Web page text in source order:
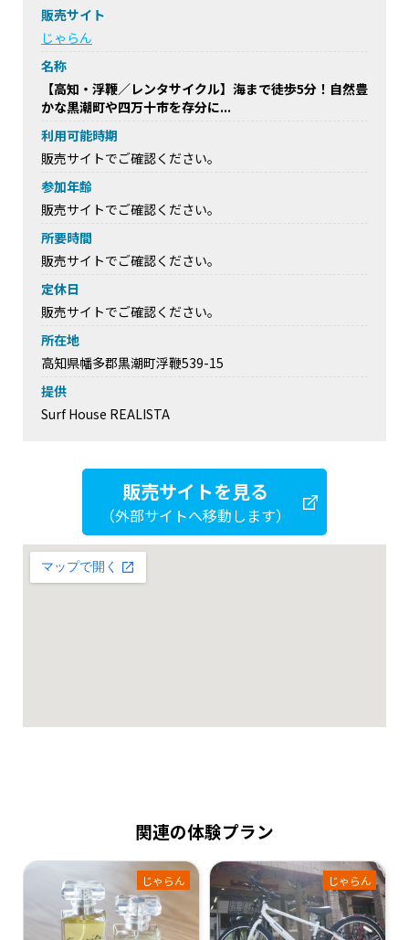
販売サイト
じゃらん
名称
【高知・浮鞭／レンタサイクル】海まで徒歩5分！自然豊
かな黒潮町や四万十市を存分に...
利用可能時期
販売サイトでご確認ください。
参加年齢
販売サイトでご確認ください。
所要時間
販売サイトでご確認ください。
定休日
販売サイトでご確認ください。
所在地
高知県幡多郡黒潮町浮鞭539-15
提供
Surf House REALISTA
販売サイトを見る
（外部サイトへ移動します）
関連の体験プラン
じゃらん じゃらん